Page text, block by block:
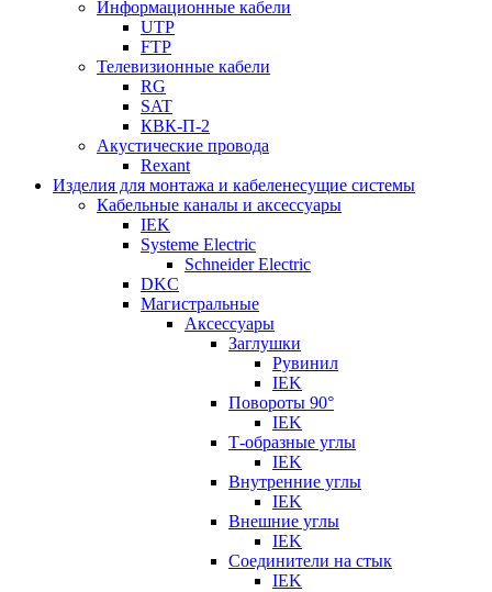
Информационные кабели
UTP
FTP
Телевизионные кабели
RG
SAT
КВК-П-2
Акустические провода
Rexant
Изделия для монтажа и кабеленесущие системы
Кабельные каналы и аксессуары
IEK
Systeme Electric
Schneider Electric
DKC
Магистральные
Аксессуары
Заглушки
Рувинил
IEK
Повороты 90°
IEK
Т-образные углы
IEK
Внутренние углы
IEK
Внешние углы
IEK
Соединители на стык
IEK